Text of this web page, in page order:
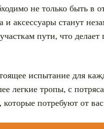
не только быть
и аксессуары станут
пути, что делает
испытание для
легкие тропы, с
потребуют от